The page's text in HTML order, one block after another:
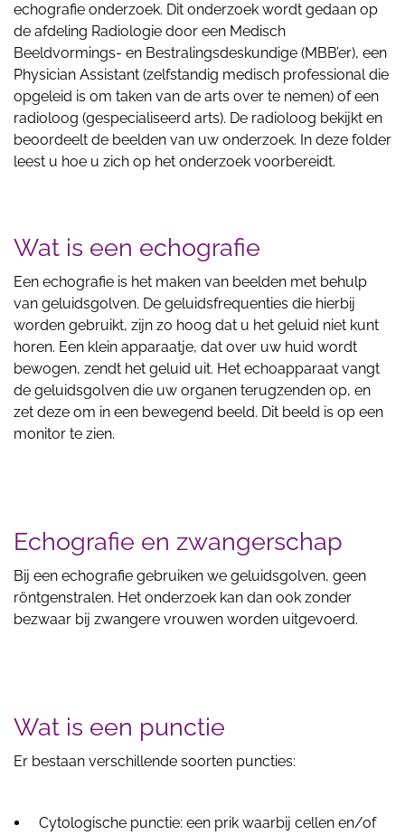
echografie onderzoek. Dit onderzoek wordt gedaan op
de afdeling Radiologie door een Medisch
Beeldvormings- en Bestralingsdeskundige (MBB’er), een
Physician Assistant (zelfstandig medisch professional die
opgeleid is om taken van de arts over te nemen) of een
radioloog (gespecialiseerd arts). De radioloog bekijkt en
beoordeelt de beelden van uw onderzoek. In deze folder
leest u hoe u zich op het onderzoek voorbereidt.
Wat is een echografie
Een echografie is het maken van beelden met behulp
van geluidsgolven. De geluidsfrequenties die hierbij
worden gebruikt, zijn zo hoog dat u het geluid niet kunt
horen. Een klein apparaatje, dat over uw huid wordt
bewogen, zendt het geluid uit. Het echoapparaat vangt
de geluidsgolven die uw organen terugzenden op, en
zet deze om in een bewegend beeld. Dit beeld is op een
monitor te zien.
Echografie en zwangerschap
Bij een echografie gebruiken we geluidsgolven, geen
röntgenstralen. Het onderzoek kan dan ook zonder
bezwaar bij zwangere vrouwen worden uitgevoerd.
Wat is een punctie
Er bestaan verschillende soorten puncties:
Cytologische punctie: een prik waarbij cellen en/of